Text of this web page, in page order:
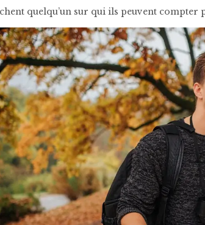
quelqu’un sur qui ils peuvent compter